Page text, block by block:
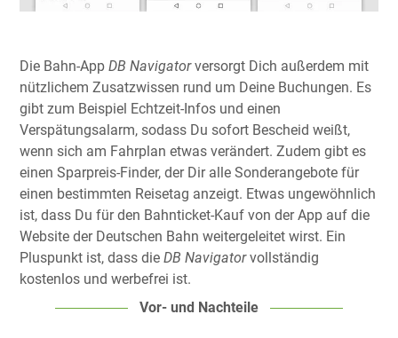
Die Bahn-App DB Navigatorversorgt Dich außerdem mit
nützlichem Zusatzwissen rund um Deine Buchungen. Es
gibt zum Beispiel Echtzeit-Infos und einen
Verspätungsalarm, sodass Du sofort Bescheid weißt,
wenn sich am Fahrplan etwas verändert. Zudem gibt es
einen Sparpreis-Finder, der Dir alle Sonderangebote für
einen bestimmten Reisetag anzeigt. Etwas ungewöhnlich
ist, dass Du für den Bahnticket-Kauf von der App auf die
Website der Deutschen Bahn weitergeleitet wirst. Ein
Pluspunkt ist, dass die DB Navigatorvollständig
kostenlos und werbefrei ist.
Vor- und Nachteile